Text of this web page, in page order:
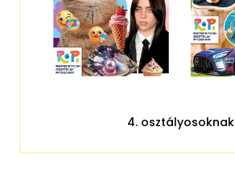
4. osztályosoknak